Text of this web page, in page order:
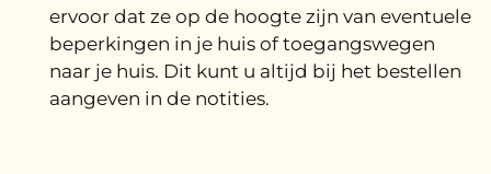
ervoor dat ze op de hoogte zijn van eventuele
beperkingen in je huis of toegangswegen
naar je huis. Dit kunt u altijd bij het bestellen
aangeven in de notities.